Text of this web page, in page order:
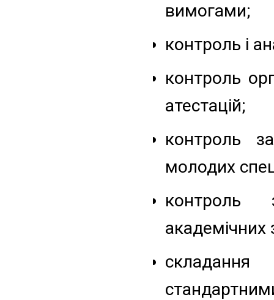
вимогами;
контроль і
контроль
атестацій;
контроль
молодих
контроль
академічних